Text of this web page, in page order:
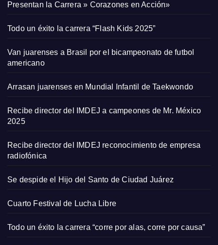
Presentan la Carrera » Corazones en Acción»
Todo un éxito la carrera “Flash Kids 2025”
Van juarenses a Brasil por el bicampeonato de futbol
americano
Arrasan juarenses en Mundial Infantil de Taekwondo
Recibe director del IMDEJ a campeones de Mr. México
2025
Recibe director del IMDEJ reconocimiento de empresa
radiofónica
Se despide el Hijo del Santo de Ciudad Juárez
Cuarto Festival de Lucha Libre
Todo un éxito la carrera “corre por alas, corre por causa”